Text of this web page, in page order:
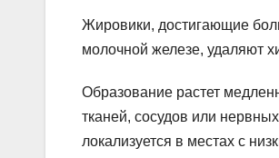
Жировики, достигающие
молочной железе, удаляют
Образование растет
тканей, сосудов или
локализуется в местах с